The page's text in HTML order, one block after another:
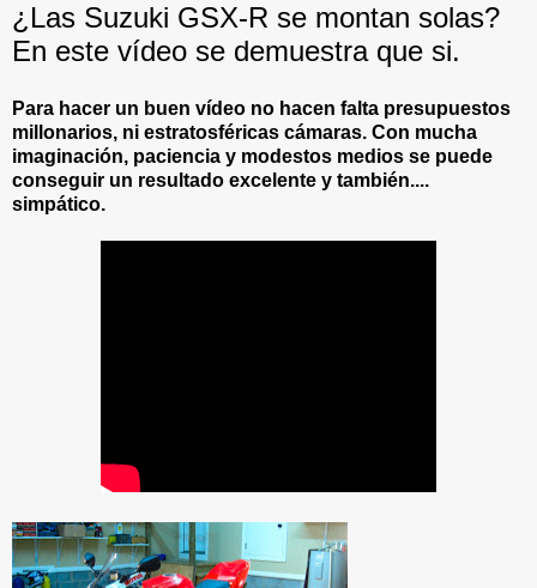
¿Las Suzuki GSX-R se montan solas?
En este vídeo se demuestra que si.
Para hacer un buen vídeo no hacen falta presupuestos
millonarios, ni estratosféricas cámaras. Con mucha
imaginación, paciencia y modestos medios se puede
conseguir un resultado excelente y también....
simpático.